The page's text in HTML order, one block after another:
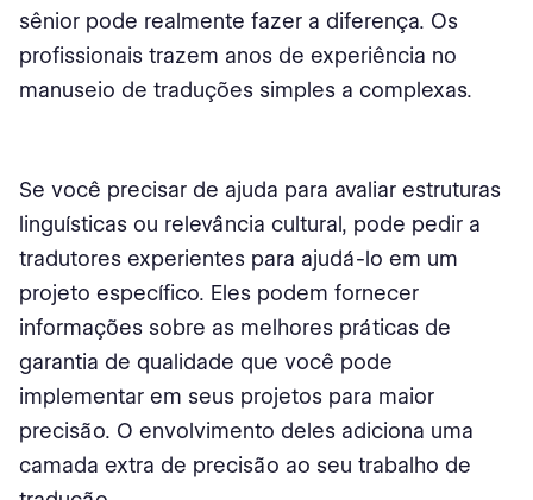
sênior pode realmente fazer a diferença. Os
profissionais trazem anos de experiência no
manuseio de traduções simples a complexas.
Se você precisar de ajuda para avaliar estruturas
linguísticas ou relevância cultural, pode pedir a
tradutores experientes para ajudá-lo em um
projeto específico. Eles podem fornecer
informações sobre as melhores práticas de
garantia de qualidade que você pode
implementar em seus projetos para maior
precisão. O envolvimento deles adiciona uma
camada extra de precisão ao seu trabalho de